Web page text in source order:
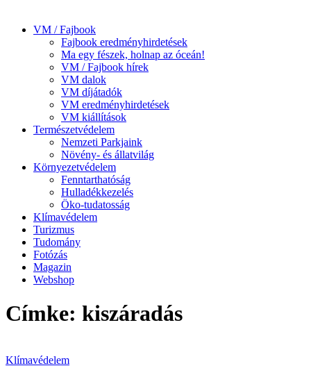
VM / Fajbook
Fajbook eredményhirdetések
Ma egy fészek, holnap az óceán!
VM / Fajbook hírek
VM dalok
VM díjátadók
VM eredményhirdetések
VM kiállítások
Természetvédelem
Nemzeti Parkjaink
Növény- és állatvilág
Környezetvédelem
Fenntarthatóság
Hulladékkezelés
Öko-tudatosság
Klímavédelem
Turizmus
Tudomány
Fotózás
Magazin
Webshop
Címke: kiszáradás
Klímavédelem